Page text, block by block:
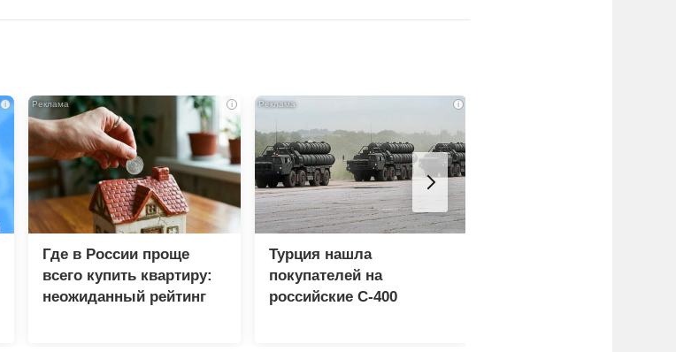
i i
Где в России проще
всего купить квартиру:
неожиданный рейтинг
i
Турция нашла
покупателей на
российские C-400